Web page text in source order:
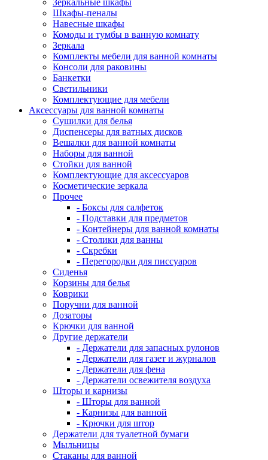
Зеркальные шкафы
Шкафы-пеналы
Навесные шкафы
Комоды и тумбы в ванную комнату
Зеркала
Комплекты мебели для ванной комнаты
Консоли для раковины
Банкетки
Светильники
Комплектующие для мебели
Аксессуары для ванной комнаты
Сушилки для белья
Диспенсеры для ватных дисков
Вешалки для ванной комнаты
Наборы для ванной
Стойки для ванной
Комплектующие для аксессуаров
Косметические зеркала
Прочее
- Боксы для салфеток
- Подставки для предметов
- Контейнеры для ванной комнаты
- Столики для ванны
- Скребки
- Перегородки для писсуаров
Сиденья
Корзины для белья
Коврики
Поручни для ванной
Дозаторы
Крючки для ванной
Другие держатели
- Держатели для запасных рулонов
- Держатели для газет и журналов
- Держатели для фена
- Держатели освежителя воздуха
Шторы и карнизы
- Шторы для ванной
- Карнизы для ванной
- Крючки для штор
Держатели для туалетной бумаги
Мыльницы
Стаканы для ванной